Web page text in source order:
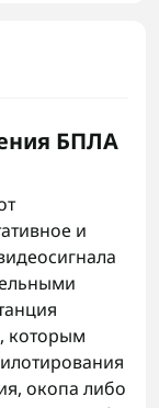
БПЛА
и
которым
окопа либо